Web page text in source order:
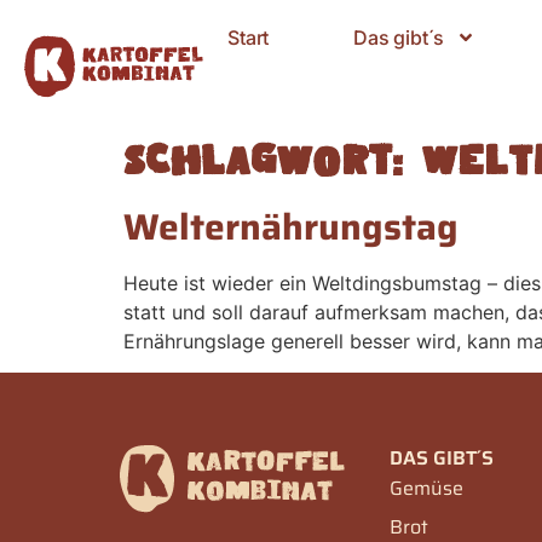
Start Das gibt´s
Schlagwort:
Welternährungstag
Heute ist wieder ein Weltdingsbumstag –
statt und soll darauf aufmerksam machen,
Ernährungslage generell besser wird, kann
DAS GIBT´S
Gemüse
Brot